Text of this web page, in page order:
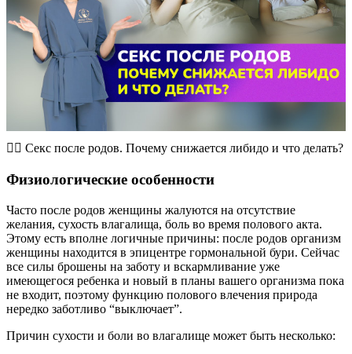
☝🏻 Секс после родов. Почему снижается либидо и что делать?
Физиологические особенности
Часто после родов женщины жалуются на отсутствие
желания, сухость влагалища, боль во время полового акта.
Этому есть вполне логичные причины: после родов организм
женщины находится в эпицентре гормональной бури. Сейчас
все силы брошены на заботу и вскармливание уже
имеющегося ребенка и новый в планы вашего организма пока
не входит, поэтому функцию полового влечения природа
нередко заботливо “выключает”.
Причин сухости и боли во влагалище может быть несколько: